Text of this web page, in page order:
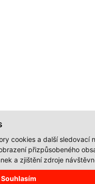
cookies a další sledovací
přizpůsobeného
a zjištění zdroje
Souhlasím